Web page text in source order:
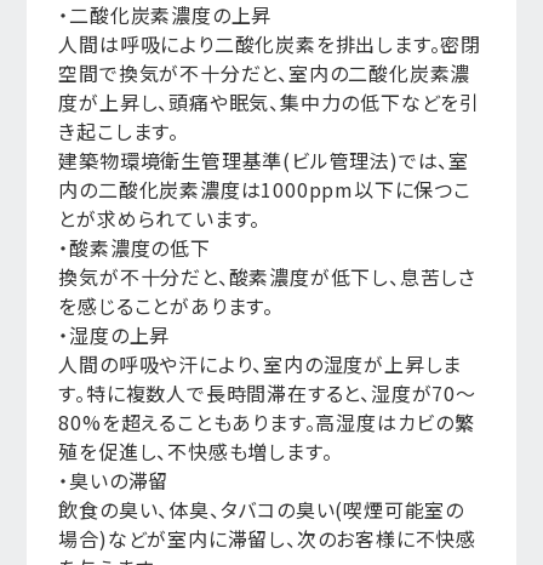
・二酸化炭素濃度の上昇
人間は呼吸により二酸化炭素を排出します。密閉
空間で換気が不十分だと、室内の二酸化炭素濃
度が上昇し、頭痛や眠気、集中力の低下などを引
き起こします。
建築物環境衛生管理基準(ビル管理法)では、室
内の二酸化炭素濃度は1000ppm以下に保つこ
とが求められています。
・酸素濃度の低下
換気が不十分だと、酸素濃度が低下し、息苦しさ
を感じることがあります。
・湿度の上昇
人間の呼吸や汗により、室内の湿度が上昇しま
す。特に複数人で長時間滞在すると、湿度が70〜
80%を超えることもあります。高湿度はカビの繁
殖を促進し、不快感も増します。
・臭いの滞留
飲食の臭い、体臭、タバコの臭い(喫煙可能室の
場合)などが室内に滞留し、次のお客様に不快感